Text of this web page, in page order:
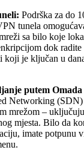
Podrška za do
tunela
sa bilo koje
dok radite
koji je ključan u
putem Omada
Networking
mrežom –
mjesta. Bilo da
imate potpunu